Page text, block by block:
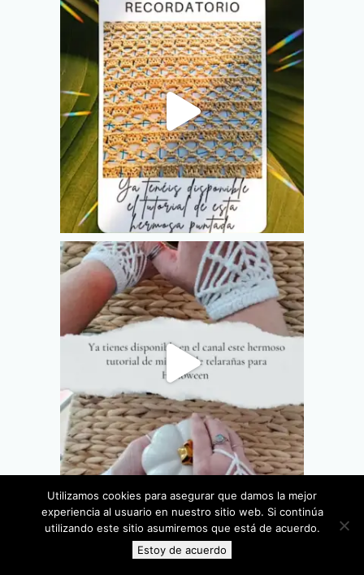
Utilizamos cookies para asegurar que damos la mejor
experiencia al usuario en nuestro sitio web. Si continúa
utilizando este sitio asumiremos que está de acuerdo.
Estoy de acuerdo